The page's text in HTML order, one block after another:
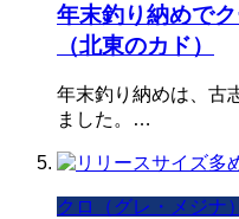
年末釣り納めで
（北東のカド）
年末釣り納めは、古
ました。…
クロ（グレ・メジナ